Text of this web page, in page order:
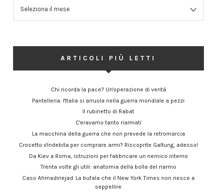
ARTICOLI PIÙ LETTI
Chi ricorda la pace? Un'operazione di verità
Pantelleria: l'Italia si arruola nella guerra mondiale a pezzi
Il rubinetto di Rabat
C'eravamo tanto riarmati
La macchina della guerra che non prevede la retromarcia
Crosetto v'indebita per comprare armi? Riscoprite Galtung, adesso!
Da Kiev a Roma, istruzioni per fabbricare un nemico interno
Trenta volte gli utili: anatomia della bolla del riarmo
Caso Ahmadinejad. La bufala che il New York Times non riesce a
seppellire